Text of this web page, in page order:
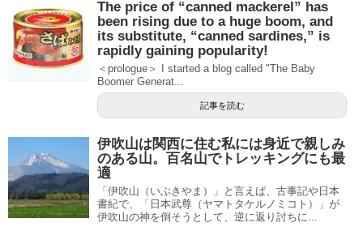
The price of “canned mackerel” has
been rising due to a huge boom, and
its substitute, “canned sardines,” is
rapidly gaining popularity!
＜prologue＞ I started a blog called "The Baby
Boomer Generat...
記事を読む
伊吹山は関西に住む私には身近で親しみ
のある山。百名山でトレッキングにも最
適
「伊吹山（いぶきやま）」と言えば、古事記や日本
書紀で、「日本武尊（ヤマトタケルノミコト）」が
伊吹山の神を倒そうとして、逆に返り討ちに...